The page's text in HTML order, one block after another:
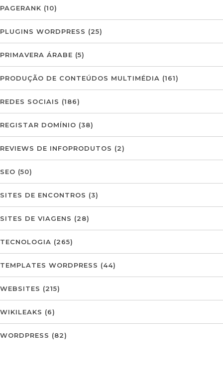
PAGERANK (10)
PLUGINS WORDPRESS (25)
PRIMAVERA ÁRABE (5)
PRODUÇÃO DE CONTEÚDOS MULTIMÉDIA (161)
REDES SOCIAIS (186)
REGISTAR DOMÍNIO (38)
REVIEWS DE INFOPRODUTOS (2)
SEO (50)
SITES DE ENCONTROS (3)
SITES DE VIAGENS (28)
TECNOLOGIA (265)
TEMPLATES WORDPRESS (44)
WEBSITES (215)
WIKILEAKS (6)
WORDPRESS (82)